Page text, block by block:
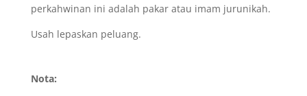
perkahwinan ini adalah pakar atau imam jurunikah.
Usah lepaskan peluang.
Nota: